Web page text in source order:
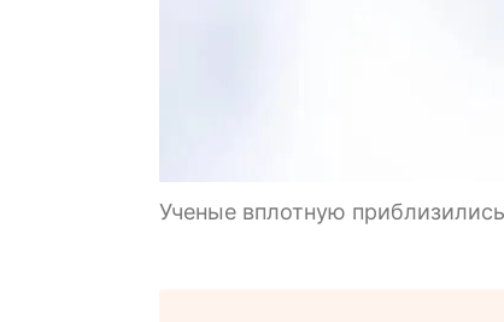
Ученые вплотную